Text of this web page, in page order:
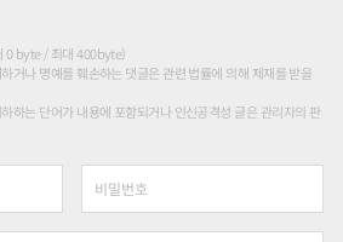
0 byte / 최대 400byte)
거나 명예를 훼손하는 댓글은 관련 법률에 의해 제재를 받을
하는 단어가 내용에 포함되거나 인신공격성 글은 관리자의 판